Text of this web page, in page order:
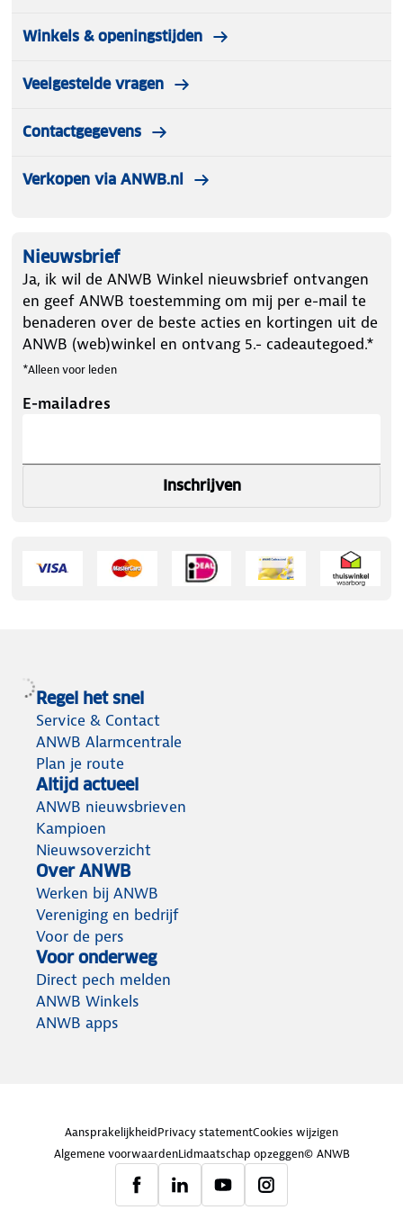
Winkels & openingstijden
Veelgestelde vragen
Contactgegevens
Verkopen via ANWB.nl
Nieuwsbrief
Ja, ik wil de ANWB Winkel nieuwsbrief ontvangen
en geef ANWB toestemming om mij per e-mail te
benaderen over de beste acties en kortingen uit de
ANWB (web)winkel en ontvang 5.- cadeautegoed.*
*Alleen voor leden
E-mailadres
Inschrijven
Regel het snel
Service & Contact
ANWB Alarmcentrale
Plan je route
Altijd actueel
ANWB nieuwsbrieven
Kampioen
Nieuwsoverzicht
Over ANWB
Werken bij ANWB
Vereniging en bedrijf
Voor de pers
Voor onderweg
Direct pech melden
ANWB Winkels
ANWB apps
AansprakelijkheidPrivacy statementCookies wijzigen
Algemene voorwaardenLidmaatschap opzeggen© ANWB